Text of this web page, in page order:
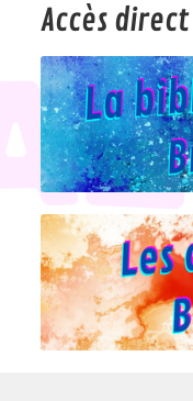
Accès